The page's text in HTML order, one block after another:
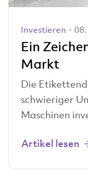
Investieren ・
Ein
Markt
Die
schwieriger
Maschinen
Artikel lesen